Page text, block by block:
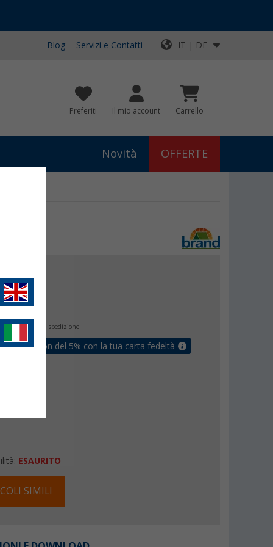
Blog Servizi e Contatti IT | DE
Preferiti Il mio account Carrello
Novità OFFERTE
€
+ Spese di spedizione
un coupon del 5% con la tua carta fedeltà
ESAURITO
SIMILI